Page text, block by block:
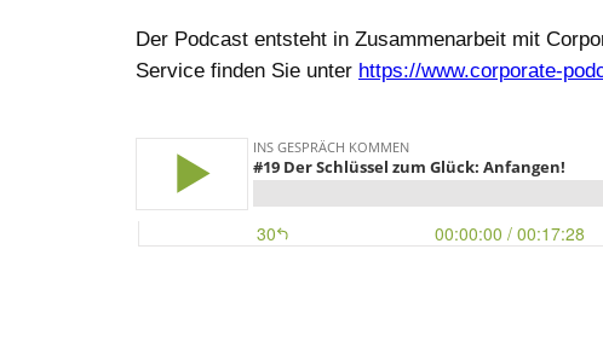
Der Podcast entsteht in Zusammenarbeit mit
Service finden Sie unter https://www.corporate-